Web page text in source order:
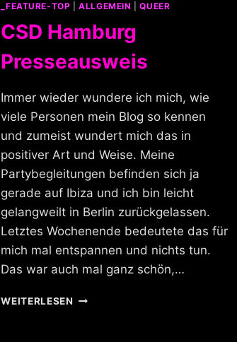
_FEATURE-TOP |ALLGEMEIN |QUEER
CSD Hamburg
Presseausweis
Immer wieder wundere ich mich, wie
viele Personen mein Blog so kennen
und zumeist wundert mich das in
positiver Art und Weise. Meine
Partybegleitungen befinden sich ja
gerade auf Ibiza und ich bin leicht
gelangweilt in Berlin zurückgelassen.
Letztes Wochenende bedeutete das für
mich mal entspannen und nichts tun.
Das war auch mal ganz schön,…
WEITERLESENCSD